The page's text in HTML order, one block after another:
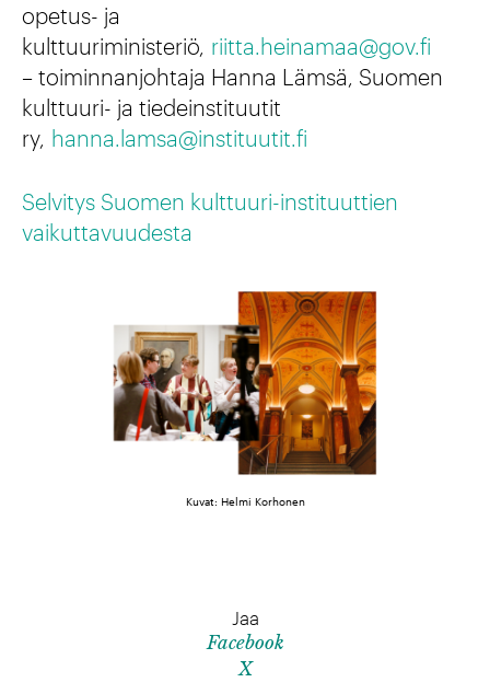
opetus- ja
kulttuuriministeriö, riitta.heinamaa@gov.fi
– toiminnanjohtaja Hanna Lämsä, Suomen
kulttuuri- ja tiedeinstituutit
ry, hanna.lamsa@instituutit.fi
Selvitys Suomen kulttuuri-instituuttien
vaikuttavuudesta
Kuvat: Helmi Korhonen
Jaa
Facebook
X